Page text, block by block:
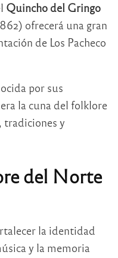
Quincho del Gringo
ofrecerá una gran
de Los Pacheco
por sus
la cuna del folklore
tradiciones y
del Norte
la identidad
y la memoria